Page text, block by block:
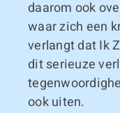
daarom ook
waar zich een
verlangt dat Ik
dit serieuze
ook uiten.